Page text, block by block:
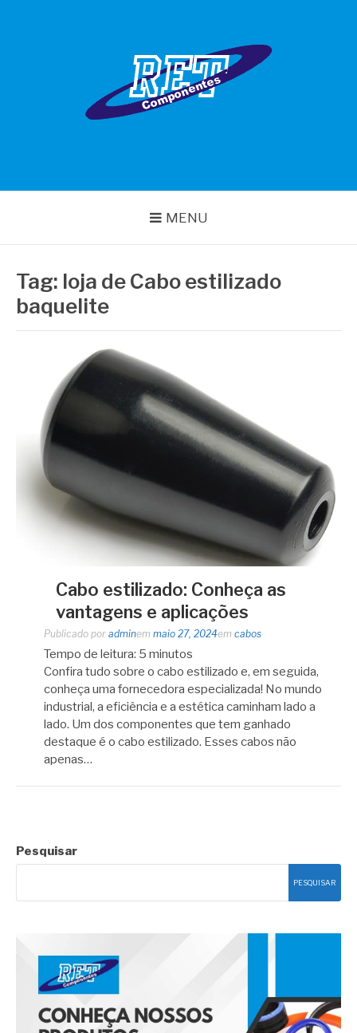
MENU
Tag: loja de Cabo estilizado
baquelite
Cabo estilizado: Conheça as
vantagens e aplicações
Publicado por adminem maio 27, 2024em cabos
Tempo de leitura: 5 minutos
Confira tudo sobre o cabo estilizado e, em seguida,
conheça uma fornecedora especializada! No mundo
industrial, a eficiência e a estética caminham lado a
lado. Um dos componentes que tem ganhado
destaque é o cabo estilizado. Esses cabos não
apenas…
Pesquisar
PESQUISAR